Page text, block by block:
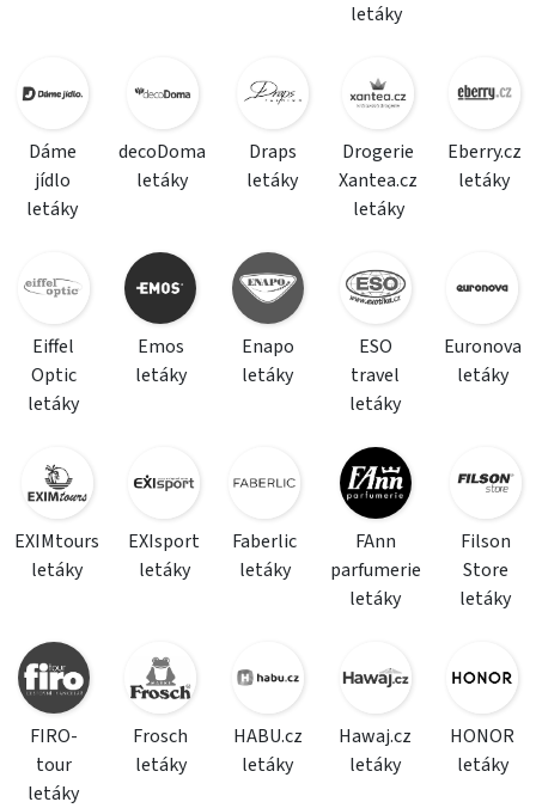
letáky
Dáme
jídlo
letáky
decoDoma
letáky
Draps
letáky
Drogerie
Xantea.cz
letáky
Eberry.cz
letáky
Eiffel
Optic
letáky
Emos
letáky
Enapo
letáky
ESO
travel
letáky
Euronova
letáky
EXIMtours
letáky
EXIsport
letáky
Faberlic
letáky
FAnn
parfumerie
letáky
Filson
Store
letáky
FIRO-
tour
letáky
Frosch
letáky
HABU.cz
letáky
Hawaj.cz
letáky
HONOR
letáky